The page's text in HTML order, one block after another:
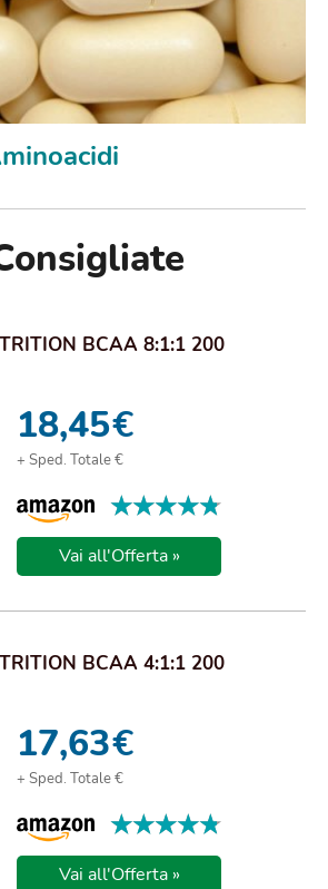
BCAA 8:1:1 200
18,45€
+ Sped. Totale €
★★★★★
★★★★★
Vai all'Offerta »
BCAA 4:1:1 200
17,63€
+ Sped. Totale €
★★★★★
★★★★★
Vai all'Offerta »